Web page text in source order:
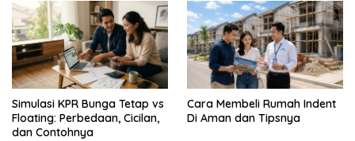
Simulasi KPR Bunga Tetap vs
Floating: Perbedaan, Cicilan,
dan Contohnya
Cara Membeli Rumah Indent
Di Aman dan Tipsnya